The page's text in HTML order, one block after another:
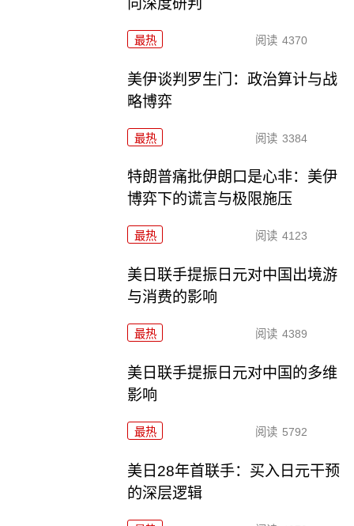
最热 阅读 4370
美伊谈判罗生门：政治算计与战
略博弈
最热 阅读 3384
特朗普痛批伊朗口是心非：美伊
博弈下的谎言与极限施压
最热 阅读 4123
美日联手提振日元对中国出境游
与消费的影响
最热 阅读 4389
美日联手提振日元对中国的多维
影响
最热 阅读 5792
美日28年首联手：买入日元干预
的深层逻辑